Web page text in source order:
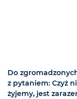
Do
z pytaniem: Czyż
żyjemy, jest